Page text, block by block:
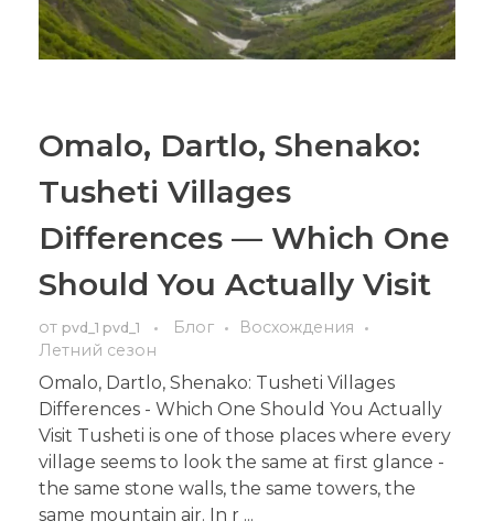
Omalo, Dartlo, Shenako:
Tusheti Villages
Differences — Which One
Should You Actually Visit
от pvd_1 pvd_1 Блог
Восхождения
Летний сезон
Omalo, Dartlo, Shenako: Tusheti Villages
Differences - Which One Should You Actually
Visit Tusheti is one of those places where every
village seems to look the same at first glance -
the same stone walls, the same towers, the
same mountain air. In r ...